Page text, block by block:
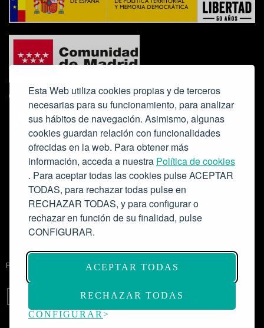
Esta Web utiliza cookies propias y de terceros
necesarias para su funcionamiento, para analizar
sus hábitos de navegación. Asimismo, algunas
cookies guardan relación con funcionalidades
ofrecidas en la web. Para obtener más
información, acceda a nuestra Política de cookies
. Para aceptar todas las cookies pulse ACEPTAR
TODAS, para rechazar todas pulse en
RECHAZAR TODAS, y para configurar o
rechazar en función de su finalidad, pulse
CONFIGURAR.
ACEPTAR TODAS
RECHAZAR TODAS
CONFIGURAR
Colabora:
Proyecto de modernización de infraestructuras y digitalización del
Salón de Actos del Ateneo de Madrid como espacio escénico-musical.
Subvención: 175.000€